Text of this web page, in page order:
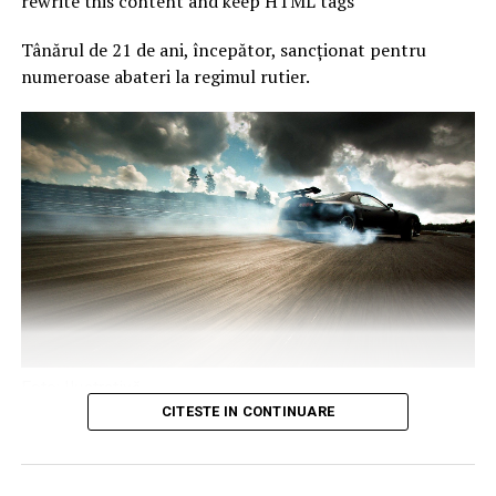
Tânărul de 21 de ani, începător, sancționat pentru
numeroase abateri la regimul rutier.
Foto: Ilustrativă
Adina Sîrbu,
CITESTE IN CONTINUARE